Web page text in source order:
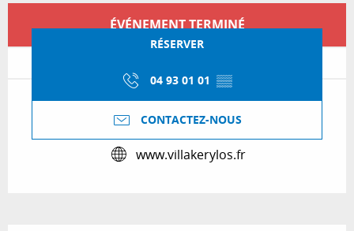
Ouverture et coordonnées
ÉVÉNEMENT TERMINÉ
RÉSERVER
04 93 01 01 ▒▒
CONTACTEZ-NOUS
www.villakerylos.fr